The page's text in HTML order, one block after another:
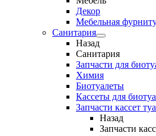
Декор
Мебельная
Санитария
Назад
Санитария
Запчасти для
Химия
Биотуалеты
Кассеты для
Запчасти кассет
Назад
Запчасти